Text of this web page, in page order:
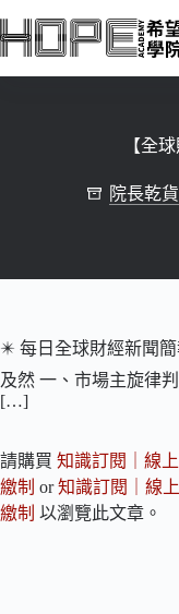
至
【全
院長乾
✴️ 每日全球財經新聞簡
及然 一、市場主旋律
[…]
請購買 知識訂閱｜線
繳制 or知識訂閱｜線
繳制 以瀏覽此文章。